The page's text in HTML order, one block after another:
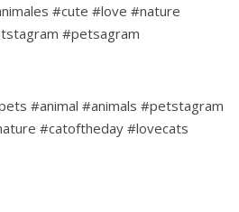
#cute #love #nature
#petsagram
#animal #animals #petstagram
#catoftheday #lovecats